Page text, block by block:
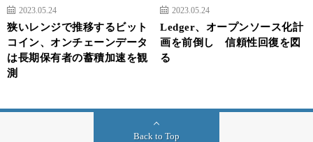
2023.05.24
狭いレンジで推移するビット
コイン、オンチェーンデータ
は長期保有者の蓄積加速を観
測
2023.05.24
Ledger、オープンソース化計
画を前倒し 信頼性回復を図
る
Back to Top